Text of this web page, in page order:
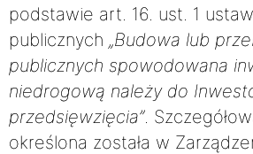
podstawie art. 16. ust. 1
publicznych „Budowa lub
publicznych spowodowana
niedrogową należy do
przedsięwzięcia”.
określona została w